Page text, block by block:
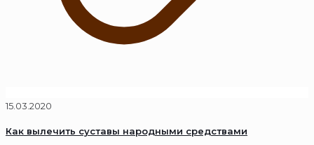
15.03.2020
Как вылечить суставы народными средствами